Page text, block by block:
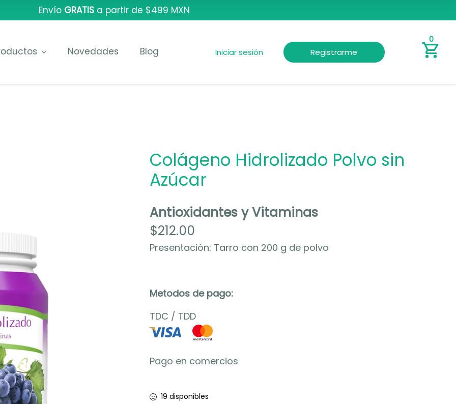
Envío GRATISa partir de $499 MXN
Novedades Blog Iniciar sesión Registrarme
0
Colágeno Hidrolizado Polvo sin
Azúcar
Antioxidantes y Vitaminas
$212.00
Presentación: Tarro con 200 g de polvo
Metodos de pago:
TDC / TDD
Pago en comercios
19 disponibles